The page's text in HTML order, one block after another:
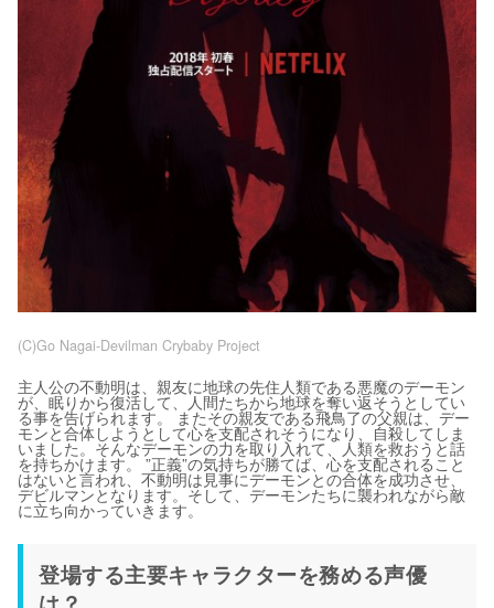
(C)Go Nagai-Devilman Crybaby Project
主人公の不動明は、親友に地球の先住人類である悪魔のデーモン
が、眠りから復活して、人間たちから地球を奪い返そうとしてい
る事を告げられます。 またその親友である飛鳥了の父親は、デー
モンと合体しようとして心を支配されそうになり、自殺してしま
いました。そんなデーモンの力を取り入れて、人類を救おうと話
を持ちかけます。 ”正義”の気持ちが勝てば、心を支配されること
はないと言われ、不動明は見事にデーモンとの合体を成功させ、
デビルマンとなります。そして、デーモンたちに襲われながら敵
に立ち向かっていきます。
登場する主要キャラクターを務める声優